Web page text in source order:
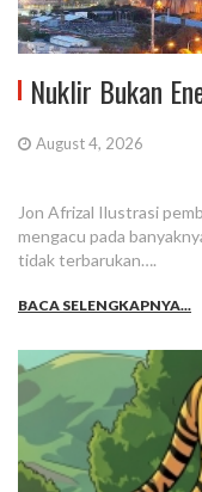
Nuklir Bukan
August 4, 2026
Jon Afrizal Ilustrasi
mengacu pada
tidak terbarukan….
BACA SELENGKAPNYA...